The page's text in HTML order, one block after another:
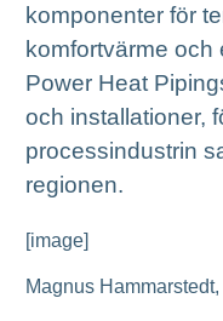
komponenter för
komfortvärme och
Power Heat
och installationer,
processindustrin
regionen.
[image]
Magnus